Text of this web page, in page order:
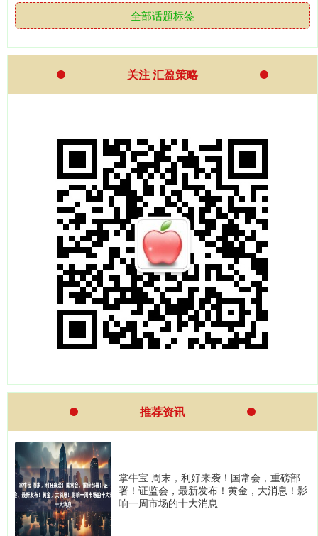
全部话题标签
关注 汇盈策略
推荐资讯
掌牛宝 周末，利好来袭！国常会，重磅部
署！证监会，最新发布！黄金，大消息！影
响一周市场的十大消息